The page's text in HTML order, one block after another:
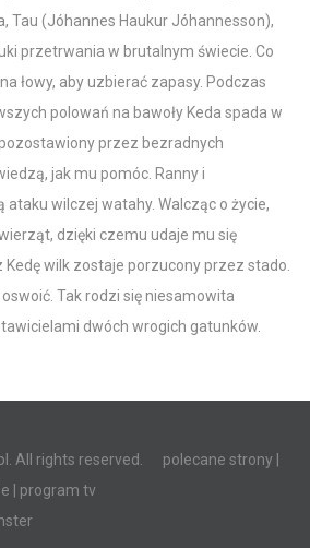
Tau (Jóhannes Haukur Jóhannesson),
przetrwania w brutalnym świecie. Co
łowy, aby uzbierać zapasy. Podczas
polowań na bawoły Keda spada w
przez bezradnych
jak mu pomóc. Ranny i
ataku wilczej watahy. Walcząc o życie,
dzięki czemu udaje mu się
wilk zostaje porzucony przez stado.
Tak rodzi się niesamowita
dwóch wrogich gatunków.
All rights reserved. polecane strony
| program tv